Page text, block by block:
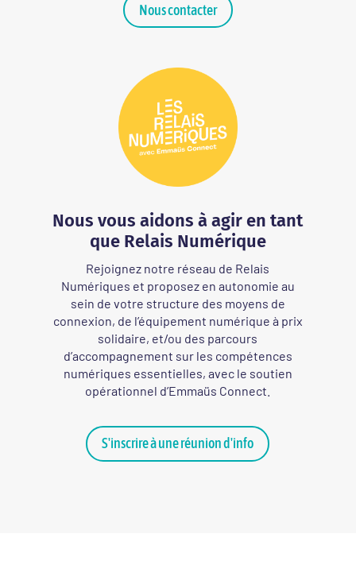
Nous contacter
Nous vous aidons à agir en tant
que Relais Numérique
Rejoignez notre réseau de Relais
Numériques et proposez en autonomie au
sein de votre structure des moyens de
connexion, de l’équipement numérique à prix
solidaire, et/ou des parcours
d’accompagnement sur les compétences
numériques essentielles, avec le soutien
opérationnel d’Emmaüs Connect
S'inscrire à une réunion d'info